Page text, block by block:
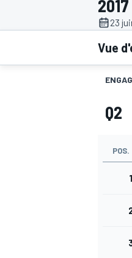
23
Vue
Q2
POS.
1